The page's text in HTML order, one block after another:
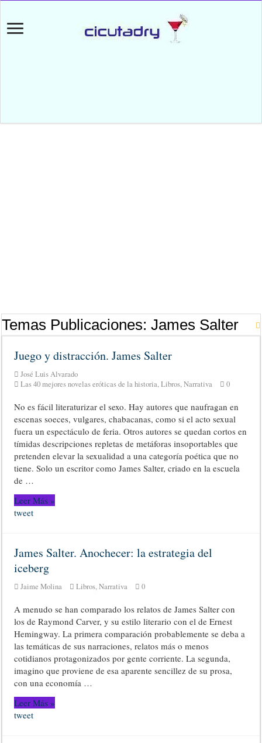
Temas Publicaciones:James Salter
Juego y distracción. James Salter
José Luis Alvarado
Las 40 mejores novelas eróticas de la historia,Libros,Narrativa 0
No es fácil literaturizar el sexo. Hay autores que naufragan en
escenas soeces, vulgares, chabacanas, como si el acto sexual
fuera un espectáculo de feria. Otros autores se quedan cortos en
tímidas descripciones repletas de metáforas insoportables que
pretenden elevar la sexualidad a una categoría poética que no
tiene. Solo un escritor como James Salter, criado en la escuela
de …
Leer Más »
tweet
James Salter. Anochecer: la estrategia del
iceberg
Jaime Molina Libros,Narrativa 0
A menudo se han comparado los relatos de James Salter con
los de Raymond Carver, y su estilo literario con el de Ernest
Hemingway. La primera comparación probablemente se deba a
las temáticas de sus narraciones, relatos más o menos
cotidianos protagonizados por gente corriente. La segunda,
imagino que proviene de esa aparente sencillez de su prosa,
con una economía …
Leer Más »
tweet